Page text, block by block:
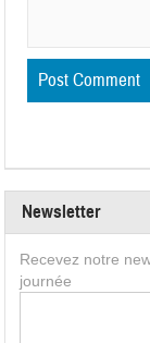
Newsletter
Recevez notre
journée